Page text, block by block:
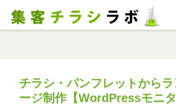
チラシ・パンフレットから
ージ制作【WordPressモニタ